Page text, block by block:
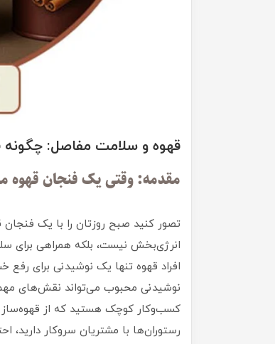
قهوه و سلامت مفاصل:
مقدمه: وقتی یک فنجان قهوه
تصور کنید صبح روزتان را با یک
انرژی‌بخش نیست، بلکه همراهی برای
افراد قهوه تنها یک نوشیدنی برای
نوشیدنی محبوب می‌تواند نقش‌های
کسب‌وکار کوچک هستید که از قهوه‌ساز
رستوران‌ها با مشتریان سروکار دارید،